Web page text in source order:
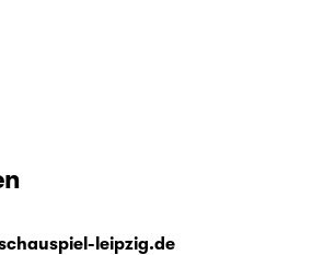
leipzig.de